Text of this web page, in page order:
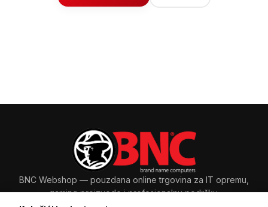
BNC Webshop — pouzdana online trgovina za IT opremu,
gaming proizvode i profesionalnu podršku.